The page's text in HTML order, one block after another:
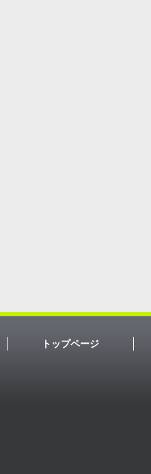
トップページ